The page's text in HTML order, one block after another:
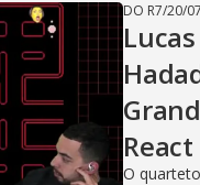
DO R7/20/
React
O